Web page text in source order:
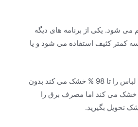
شود. یکی از برنامه های دیگه
برای البسه کمتر کثیف استفاده می شود و یا
دارای خشک کن 1400 دور است. بعد از شستشوی کامل شما انواع لباس را تا 98 % خشک می کند بدون
کن با هیتر باشد. خشک کن با هیتر تا 100 درصد خشک می کند اما مصرف برق را